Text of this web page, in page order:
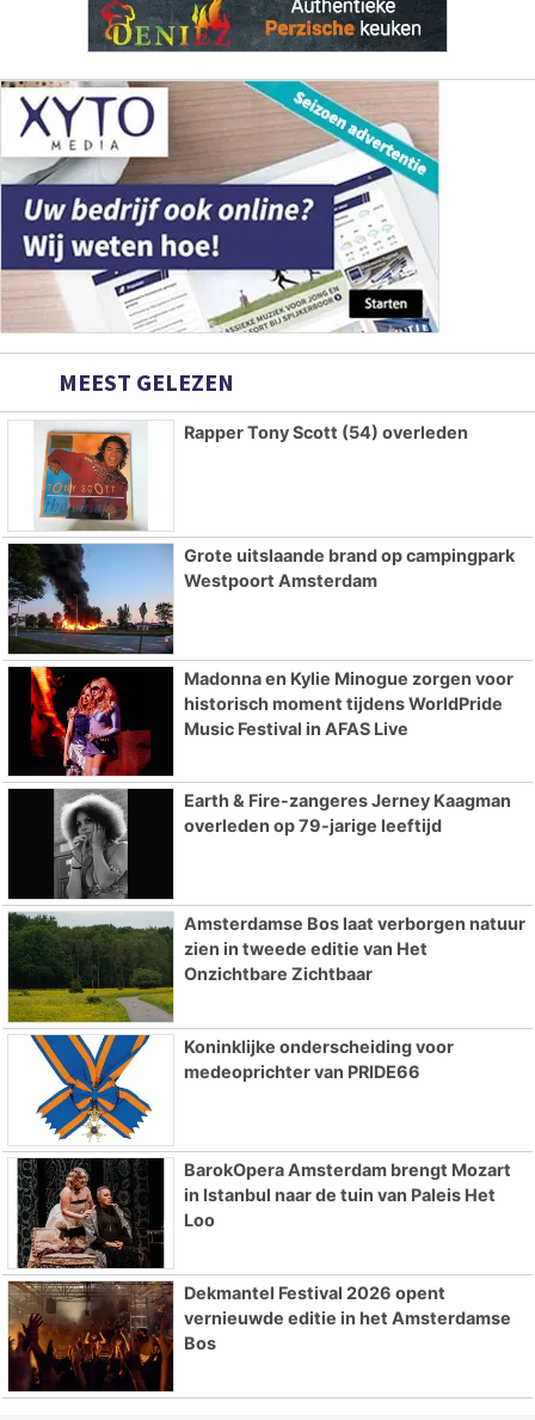
MEEST GELEZEN
Rapper Tony Scott (54) overleden
Grote uitslaande brand op campingpark
Westpoort Amsterdam
Madonna en Kylie Minogue zorgen voor
historisch moment tijdens WorldPride
Music Festival in AFAS Live
Earth & Fire-zangeres Jerney Kaagman
overleden op 79-jarige leeftijd
Amsterdamse Bos laat verborgen natuur
zien in tweede editie van Het
Onzichtbare Zichtbaar
Koninklijke onderscheiding voor
medeoprichter van PRIDE66
BarokOpera Amsterdam brengt Mozart
in Istanbul naar de tuin van Paleis Het
Loo
Dekmantel Festival 2026 opent
vernieuwde editie in het Amsterdamse
Bos